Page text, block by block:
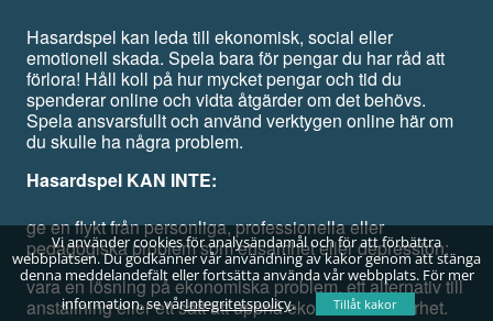
Hasardspel kan leda till ekonomisk, social eller
emotionell skada. Spela bara för pengar du har råd att
förlora! Håll koll på hur mycket pengar och tid du
spenderar online och vidta åtgärder om det behövs.
Spela ansvarsfullt och använd verktygen online här om
du skulle ha några problem.
Hasardspel KAN INTE:
ge en flykt från personliga, professionella eller
pedagogiska problem som ensamhet eller depression;
vara en lösning på ekonomiska problem, ett alternativ till
anställning eller ett sätt att uppnå ekonomisk säkerhet.
Vi använder cookies för analysändamål och för att förbättra
webbplatsen. Du godkänner vår användning av kakor genom att stänga
denna meddelandefält eller fortsätta använda vår webbplats. För mer
information, se vårIntegritetspolicy. Tillåt kakor